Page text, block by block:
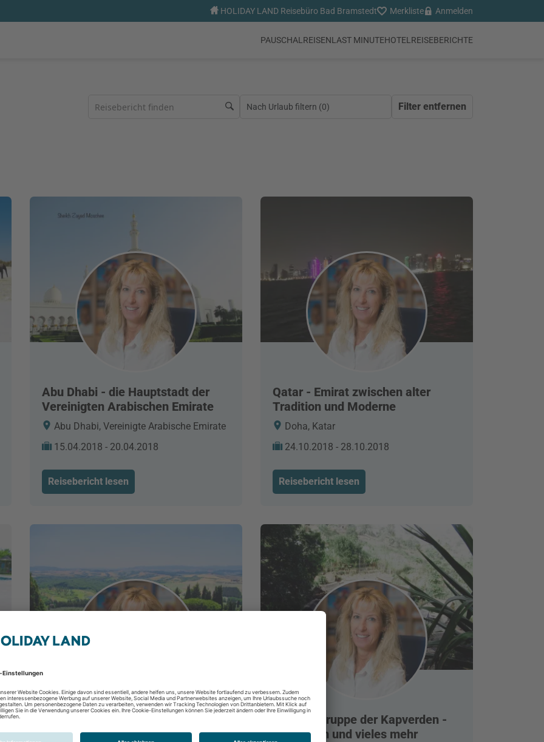
HOLIDAY LAND Reisebüro Bad Bramstedt Merkliste Anmelden
PAUSCHALREISENLAST MINUTEHOTEL REISEBERICHTE
Nach Urlaub filtern (0) Filter entfernen
Abu Dhabi - die Hauptstadt der
Vereinigten Arabischen Emirate
Abu Dhabi, Vereinigte Arabische Emirate
15.04.2018 - 20.04.2018
Reisebericht lesen
Qatar - Emirat zwischen alter
Tradition und Moderne
Doha, Katar
24.10.2018 - 28.10.2018
Reisebericht lesen
Toskana
Die Inselgruppe der Kapverden -
Kitesurfen und vieles mehr